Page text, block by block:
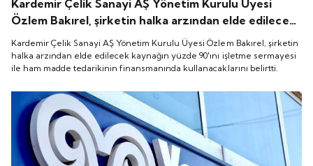
Kardemir Çelik Sanayi AŞ Yönetim Kurulu Üyesi
Özlem Bakırel, şirketin halka arzından elde edilecek
kaynağın yüzde 90'ını işletme sermayesi ile ham
madde tedarikinin finansmanında kullanacaklarını
belirtti.
Kardemir Çelik Sanayi AŞ Yönetim Kurulu Üyesi Özlem Bakırel, şirketin
halka arzından elde edilecek kaynağın yüzde 90'ını işletme sermayesi
ile ham madde tedarikinin finansmanında kullanacaklarını belirtti.